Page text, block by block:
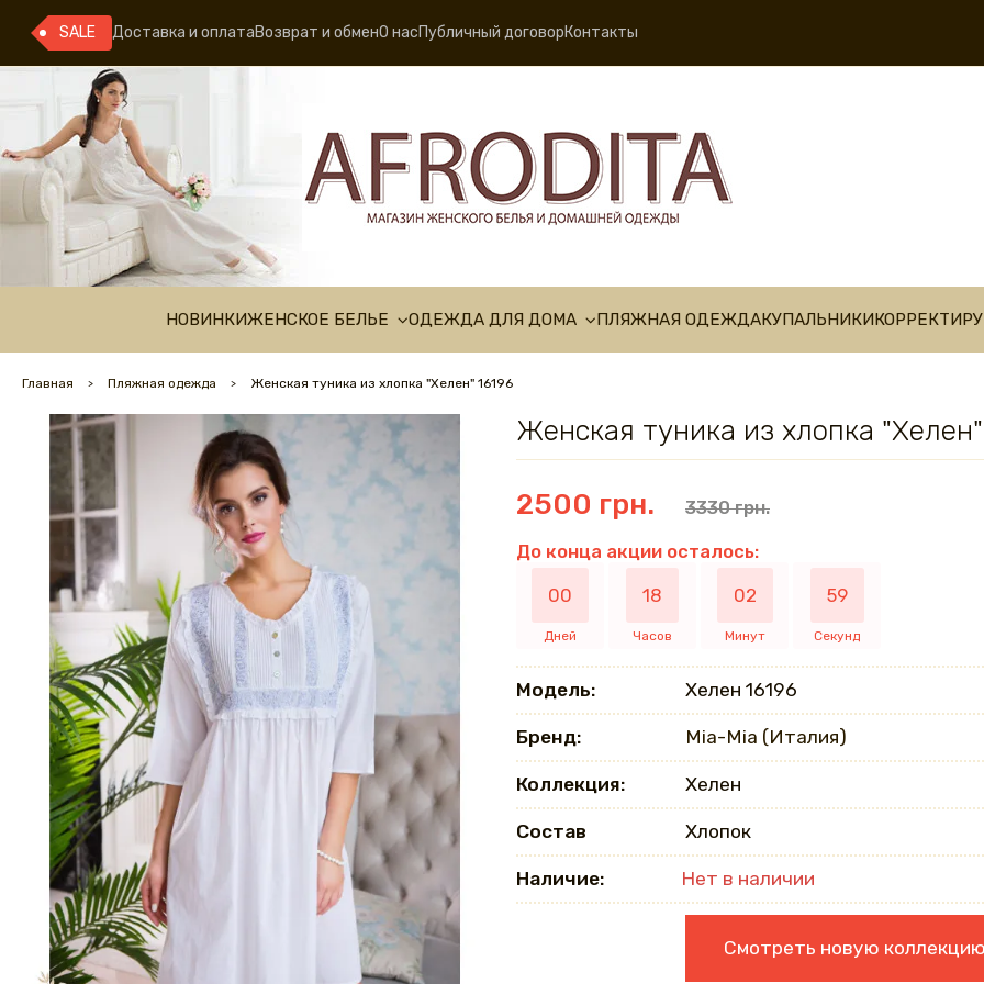
SALE Доставка и оплатаВозврат и обменО насПубличный договорКонтакты
НОВИНКИЖЕНСКОЕ БЕЛЬЕ ОДЕЖДА ДЛЯ ДОМА ПЛЯЖНАЯ ОДЕЖДАКУПАЛЬНИКИ
Главная Пляжная одежда Женская туника из хлопка "Хелен" 16196
Женская туника из хлопка
2500 грн.
3330 грн.
До конца акции осталось:
00
Дней
18
Часов
02
Минут
58
Секунд
Модель: Хелен 16196
Бренд: Mia-Mia (Италия)
Коллекция: Хелен
Состав Хлопок
Наличие: Нет в наличии
Смотреть новую